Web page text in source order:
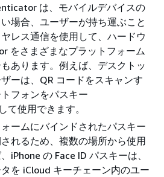
は、モバイルデバイスの
場合、ユーザーが持ち運ぶこと
レス通信を使用して、ハードウ
をさまざまなプラットフォーム
あります。例えば、デスクトッ
ーは、QR コードをスキャンす
フォンをパスキー
使用できます。
ームにバインドされたパスキー
れるため、複数の場所から使用
iPhone の Face ID パスキーは、
を iCloud キーチェーン内のユー